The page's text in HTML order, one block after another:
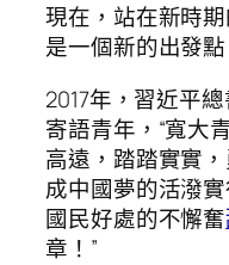
現在，站在新時
是一個新的出發
2017年，習近平
寄語青年，“寬大
高遠，踏踏實實
成中國夢的活潑
國民好處的不懈奮
章！”